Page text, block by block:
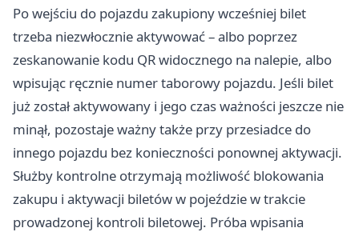
Po wejściu do pojazdu zakupiony wcześniej bilet
trzeba niezwłocznie aktywować – albo poprzez
zeskanowanie kodu QR widocznego na nalepie, albo
wpisując ręcznie numer taborowy pojazdu. Jeśli bilet
już został aktywowany i jego czas ważności jeszcze nie
minął, pozostaje ważny także przy przesiadce do
innego pojazdu bez konieczności ponownej aktywacji.
Służby kontrolne otrzymają możliwość blokowania
zakupu i aktywacji biletów w pojeździe w trakcie
prowadzonej kontroli biletowej. Próba wpisania